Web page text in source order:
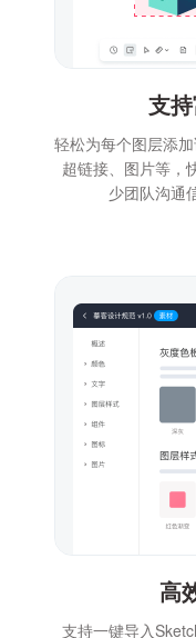
支
轻松为每个图层添
超链接、图片等，
少团队沟通
高
支持一键导入